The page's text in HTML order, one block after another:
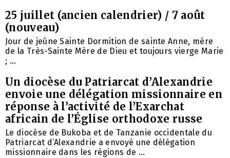
25 juillet (ancien calendrier) / 7 août
(nouveau)
Jour de jeûne Sainte Dormition de sainte Anne, mère
de la Très-Sainte Mère de Dieu et toujours vierge Marie
; ...
Un diocèse du Patriarcat d’Alexandrie
envoie une délégation missionnaire en
réponse à l’activité de l’Exarchat
africain de l’Église orthodoxe russe
Le diocèse de Bukoba et de Tanzanie occidentale du
Patriarcat d’Alexandrie a envoyé une délégation
missionnaire dans les régions de ...